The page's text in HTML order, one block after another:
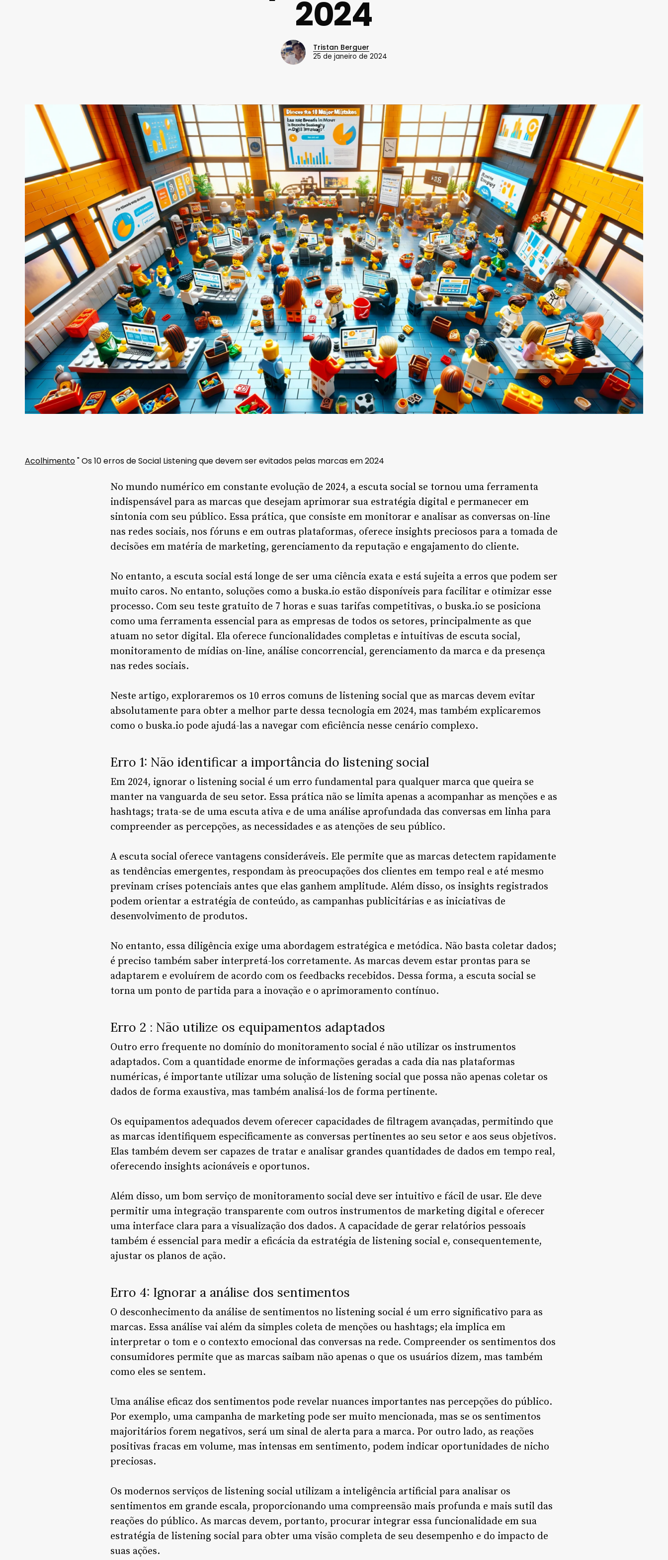
2024
Tristan Berguer
25 de janeiro de 2024
Acolhimento"Os 10 erros de Social Listening que devem ser evitados pelas marcas em 2024
No mundo numérico em constante evolução de 2024, a escuta social se tornou uma ferramenta
indispensável para as marcas que desejam aprimorar sua estratégia digital e permanecer em
sintonia com seu público. Essa prática, que consiste em monitorar e analisar as conversas on-line
nas redes sociais, nos fóruns e em outras plataformas, oferece insights preciosos para a tomada de
decisões em matéria de marketing, gerenciamento da reputação e engajamento do cliente.
No entanto, a escuta social está longe de ser uma ciência exata e está sujeita a erros que podem ser
muito caros. No entanto, soluções como a buska.io estão disponíveis para facilitar e otimizar esse
processo. Com seu teste gratuito de 7 horas e suas tarifas competitivas, o buska.io se posiciona
como uma ferramenta essencial para as empresas de todos os setores, principalmente as que
atuam no setor digital. Ela oferece funcionalidades completas e intuitivas de escuta social,
monitoramento de mídias on-line, análise concorrencial, gerenciamento da marca e da presença
nas redes sociais.
Neste artigo, exploraremos os 10 erros comuns de listening social que as marcas devem evitar
absolutamente para obter a melhor parte dessa tecnologia em 2024, mas também explicaremos
como o buska.io pode ajudá-las a navegar com eficiência nesse cenário complexo.
Erro 1: Não identificar a importância do listening social
Em 2024, ignorar o listening social é um erro fundamental para qualquer marca que queira se
manter na vanguarda de seu setor. Essa prática não se limita apenas a acompanhar as menções e as
hashtags; trata-se de uma escuta ativa e de uma análise aprofundada das conversas em linha para
compreender as percepções, as necessidades e as atenções de seu público.
A escuta social oferece vantagens consideráveis. Ele permite que as marcas detectem rapidamente
as tendências emergentes, respondam às preocupações dos clientes em tempo real e até mesmo
previnam crises potenciais antes que elas ganhem amplitude. Além disso, os insights registrados
podem orientar a estratégia de conteúdo, as campanhas publicitárias e as iniciativas de
desenvolvimento de produtos.
No entanto, essa diligência exige uma abordagem estratégica e metódica. Não basta coletar dados;
é preciso também saber interpretá-los corretamente. As marcas devem estar prontas para se
adaptarem e evoluírem de acordo com os feedbacks recebidos. Dessa forma, a escuta social se
torna um ponto de partida para a inovação e o aprimoramento contínuo.
Erro 2 : Não utilize os equipamentos adaptados
Outro erro frequente no domínio do monitoramento social é não utilizar os instrumentos
adaptados. Com a quantidade enorme de informações geradas a cada dia nas plataformas
numéricas, é importante utilizar uma solução de listening social que possa não apenas coletar os
dados de forma exaustiva, mas também analisá-los de forma pertinente.
Os equipamentos adequados devem oferecer capacidades de filtragem avançadas, permitindo que
as marcas identifiquem especificamente as conversas pertinentes ao seu setor e aos seus objetivos.
Elas também devem ser capazes de tratar e analisar grandes quantidades de dados em tempo real,
oferecendo insights acionáveis e oportunos.
Além disso, um bom serviço de monitoramento social deve ser intuitivo e fácil de usar. Ele deve
permitir uma integração transparente com outros instrumentos de marketing digital e oferecer
uma interface clara para a visualização dos dados. A capacidade de gerar relatórios pessoais
também é essencial para medir a eficácia da estratégia de listening social e, consequentemente,
ajustar os planos de ação.
Erro 4: Ignorar a análise dos sentimentos
O desconhecimento da análise de sentimentos no listening social é um erro significativo para as
marcas. Essa análise vai além da simples coleta de menções ou hashtags; ela implica em
interpretar o tom e o contexto emocional das conversas na rede. Compreender os sentimentos dos
consumidores permite que as marcas saibam não apenas o que os usuários dizem, mas também
como eles se sentem.
Uma análise eficaz dos sentimentos pode revelar nuances importantes nas percepções do público.
Por exemplo, uma campanha de marketing pode ser muito mencionada, mas se os sentimentos
majoritários forem negativos, será um sinal de alerta para a marca. Por outro lado, as reações
positivas fracas em volume, mas intensas em sentimento, podem indicar oportunidades de nicho
preciosas.
Os modernos serviços de listening social utilizam a inteligência artificial para analisar os
sentimentos em grande escala, proporcionando uma compreensão mais profunda e mais sutil das
reações do público. As marcas devem, portanto, procurar integrar essa funcionalidade em sua
estratégia de listening social para obter uma visão completa de seu desempenho e do impacto de
suas ações.